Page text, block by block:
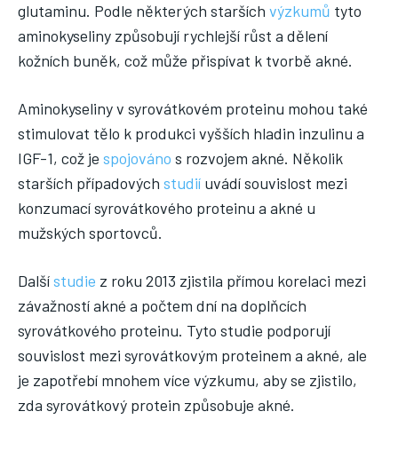
glutaminu. Podle některých starších výzkumů tyto
aminokyseliny způsobují rychlejší růst a dělení
kožních buněk, což může přispívat k tvorbě akné.
Aminokyseliny v syrovátkovém proteinu mohou také
stimulovat tělo k produkci vyšších hladin inzulinu a
IGF-1, což je spojováno s rozvojem akné. Několik
starších případových studií uvádí souvislost mezi
konzumací syrovátkového proteinu a akné u
mužských sportovců.
Dalšístudie z roku 2013 zjistila přímou korelaci mezi
závažností akné a počtem dní na doplňcích
syrovátkového proteinu. Tyto studie podporují
souvislost mezi syrovátkovým proteinem a akné, ale
je zapotřebí mnohem více výzkumu, aby se zjistilo,
zda syrovátkový protein způsobuje akné.